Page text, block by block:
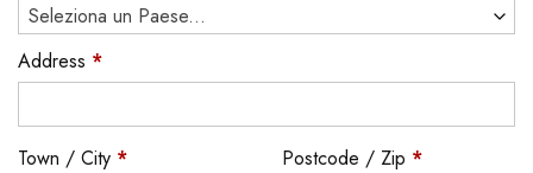
Seleziona un Paese...
Address *
Town / City * Postcode / Zip *